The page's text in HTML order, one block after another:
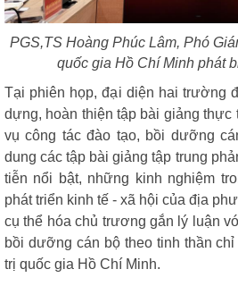
PGS,TS Hoàng Phúc Lâm, Phó
quốc gia Hồ Chí Minh phát
Tại phiên họp, đại diện hai trường
dựng, hoàn thiện tập bài giảng thực
vụ công tác đào tạo, bồi dưỡng
dung các tập bài giảng tập trung
tiễn nổi bật, những kinh nghiệm
phát triển kinh tế - xã hội của địa
cụ thể hóa chủ trương gắn lý luận
bồi dưỡng cán bộ theo tinh thần
trị quốc gia Hồ Chí Minh.